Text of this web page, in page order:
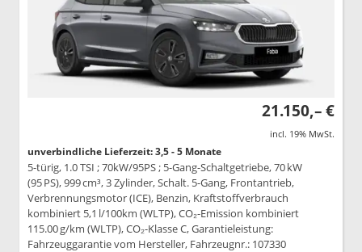
21.150,– €
incl. 19% MwSt.
unverbindliche Lieferzeit: 3,5 - 5 Monate
5-türig, 1.0 TSI ; 70kW/95PS ; 5-Gang-Schaltgetriebe, 70 kW
(95 PS), 999 cm³, 3 Zylinder, Schalt. 5-Gang, Frontantrieb,
Verbrennungsmotor (ICE), Benzin, Kraftstoffverbrauch
kombiniert 5,1 l/100km (WLTP), CO₂-Emission kombiniert
115.00 g/km (WLTP), CO₂-Klasse C, Garantieleistung:
Fahrzeuggarantie vom Hersteller, Fahrzeugnr.: 107330